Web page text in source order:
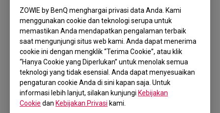
ZOWIE by BenQ menghargai privasi data Anda. Kami
menggunakan cookie dan teknologi serupa untuk
memastikan Anda mendapatkan pengalaman terbaik
saat mengunjungi situs web kami. Anda dapat menerima
cookie ini dengan mengklik “Terima Cookie”, atau klik
“Hanya Cookie yang Diperlukan” untuk menolak semua
teknologi yang tidak esensial. Anda dapat menyesuaikan
pengaturan cookie Anda di sini kapan saja. Untuk
informasi lebih lanjut, silakan kunjungi Kebijakan
Cookie dan Kebijakan Privasi kami.
Model yang Berlaku
XL2411K (24"), XL2546K (24.5"), XL2566K (24.5"),
XL2746K (27")
Apakah ini membantu?